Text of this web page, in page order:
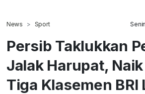
News Sport
Persib Taklukkan
Jalak Harupat,
Tiga Klasemen BRI